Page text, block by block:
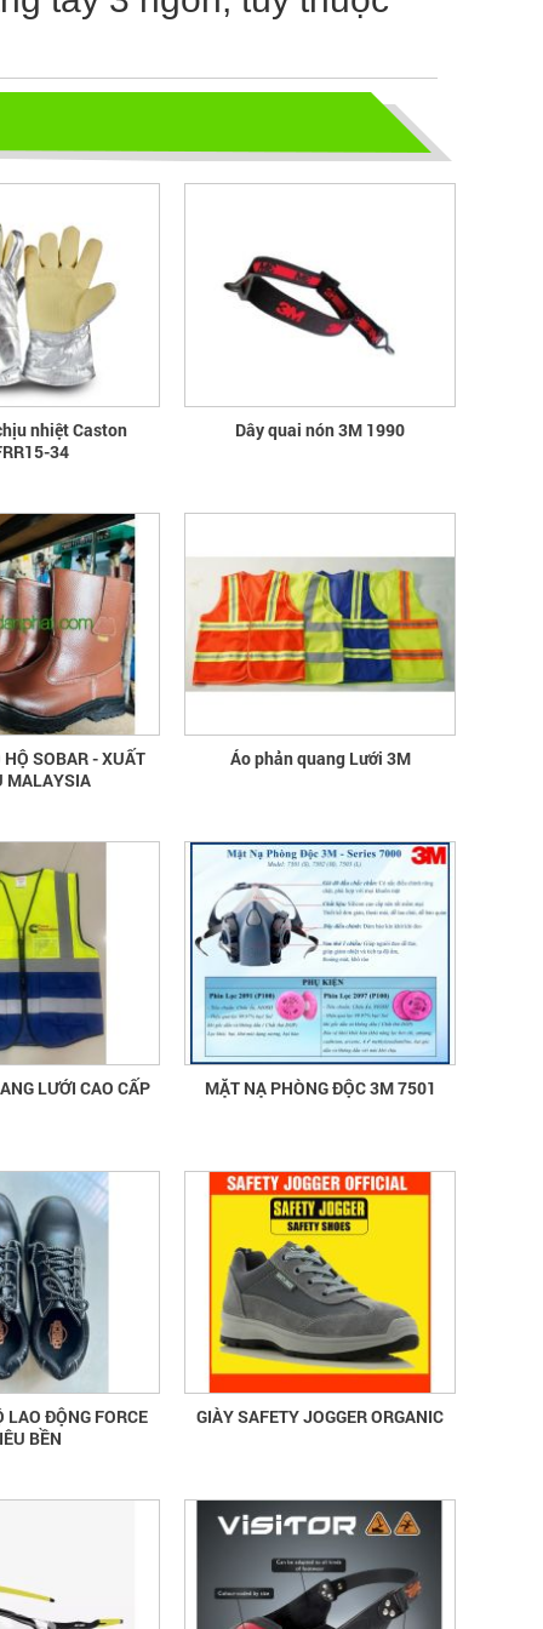
Hướng dẫn chọn mua và sử dụng
Hướng dẫn chọn mua và sử dụng mũ
nhiệt Caston
34
Dây quai nón 3M 1990
HỘ SOBAR - XUẤT
MALAYSIA
Áo phản quang Lưới 3M
QUANG LƯỚI CAO CẤP MẶT NẠ PHÒNG ĐỘC 3M 7501
LAO ĐỘNG FORCE
BỀN
GIÀY SAFETY JOGGER ORGANIC